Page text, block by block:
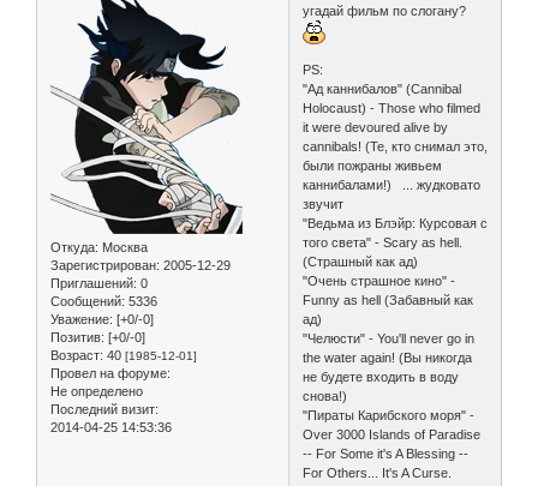
Откуда: Москва
Зарегистрирован: 2005-12-29
Приглашений: 0
Сообщений: 5336
Уважение: [+0/-0]
Позитив: [+0/-0]
Возраст: 40 [1985-12-01]
Провел на форуме:
Не определено
Последний визит:
2014-04-25 14:53:36
угадай фильм по слогану?
PS:
"Ад каннибалов" (Cannibal
Holocaust) - Those who filmed
it were devoured alive by
cannibals! (Те, кто снимал это,
были пожраны живьем
каннибалами!) ... жудковато
звучит
"Ведьма из Блэйр: Курсовая с
того света" - Scary as hell.
(Страшный как ад)
"Очень страшное кино" -
Funny as hell (Забавный как
ад)
"Челюсти" - You'll never go in
the water again! (Вы никогда
не будете входить в воду
снова!)
"Пираты Карибского моря" -
Over 3000 Islands of Paradise
-- For Some it's A Blessing --
For Others... It's A Curse.